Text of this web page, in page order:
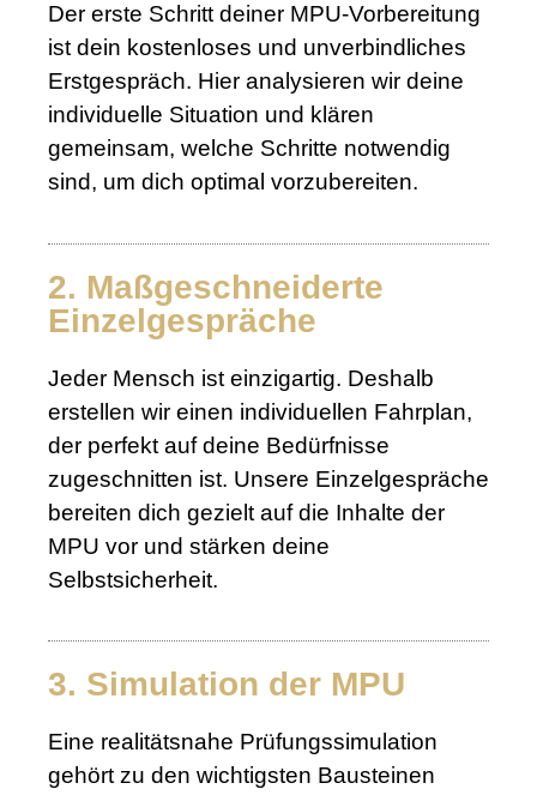
Der erste Schritt deiner MPU-Vorbereitung
ist dein kostenloses und unverbindliches
Erstgespräch. Hier analysieren wir deine
individuelle Situation und klären
gemeinsam, welche Schritte notwendig
sind, um dich optimal vorzubereiten.
2. Maßgeschneiderte
Einzelgespräche
Jeder Mensch ist einzigartig. Deshalb
erstellen wir einen individuellen Fahrplan,
der perfekt auf deine Bedürfnisse
zugeschnitten ist. Unsere Einzelgespräche
bereiten dich gezielt auf die Inhalte der
MPU vor und stärken deine
Selbstsicherheit.
3. Simulation der MPU
Eine realitätsnahe Prüfungssimulation
gehört zu den wichtigsten Bausteinen